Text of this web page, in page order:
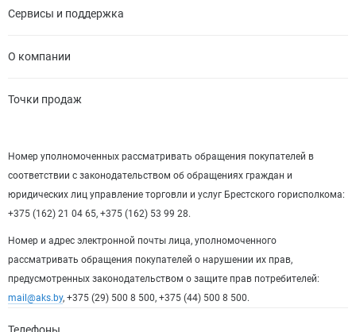
Сервисы и поддержка
О компании
Точки продаж
Номер уполномоченных рассматривать обращения покупателей в
соответствии с законодательством об обращениях граждан и
юридических лиц управление торговли и услуг Брестского горисполкома:
+375 (162) 21 04 65, +375 (162) 53 99 28.
Номер и адрес электронной почты лица, уполномоченного
рассматривать обращения покупателей о нарушении их прав,
предусмотренных законодательством о защите прав потребителей:
mail@aks.by, +375 (29) 500 8 500, +375 (44) 500 8 500.